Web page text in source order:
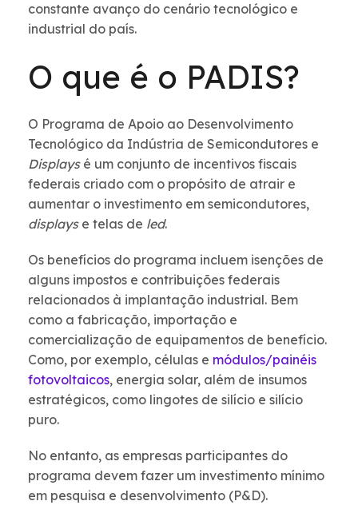
constante avanço do cenário tecnológico e
industrial do país.
O que é o PADIS?
O Programa de Apoio ao Desenvolvimento
Tecnológico da Indústria de Semicondutores e
Displays é um conjunto de incentivos fiscais
federais criado com o propósito de atrair e
aumentar o investimento em semicondutores,
displays e telas de led.
Os benefícios do programa incluem isenções de
alguns impostos e contribuições federais
relacionados à implantação industrial. Bem
como a fabricação, importação e
comercialização de equipamentos de benefício.
Como, por exemplo, células e módulos/painéis
fotovoltaicos, energia solar, além de insumos
estratégicos, como lingotes de silício e silício
puro.
No entanto, as empresas participantes do
programa devem fazer um investimento mínimo
em pesquisa e desenvolvimento (P&D).